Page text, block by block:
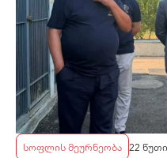
სოფლის მეურნეობა 22